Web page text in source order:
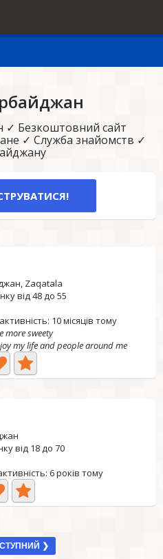
✓ Безкоштовний сайт
✓ Служба знайомств ✓
Zaqatala
від 48 до 55
10 місяців тому
more sweety
my life and people around me
від 18 до 70
6 років тому
❯